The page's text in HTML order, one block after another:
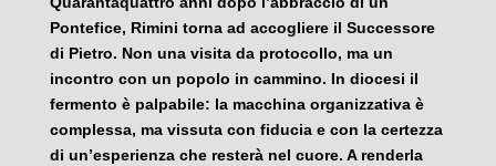
Pontefice, Rimini torna ad accogliere il Successore
di Pietro. Non una visita da protocollo, ma un
incontro con un popolo in cammino. In diocesi il
fermento è palpabile: la macchina organizzativa è
complessa, ma vissuta con fiducia e con la certezza
di un’esperienza che resterà nel cuore. A renderla